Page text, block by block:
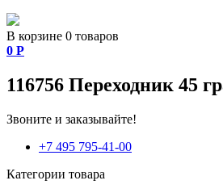
В корзине 0 товаров
0 Р
116756 Переходник 45
Звоните и заказывайте!
+7 495 795-41-00
Категории товара